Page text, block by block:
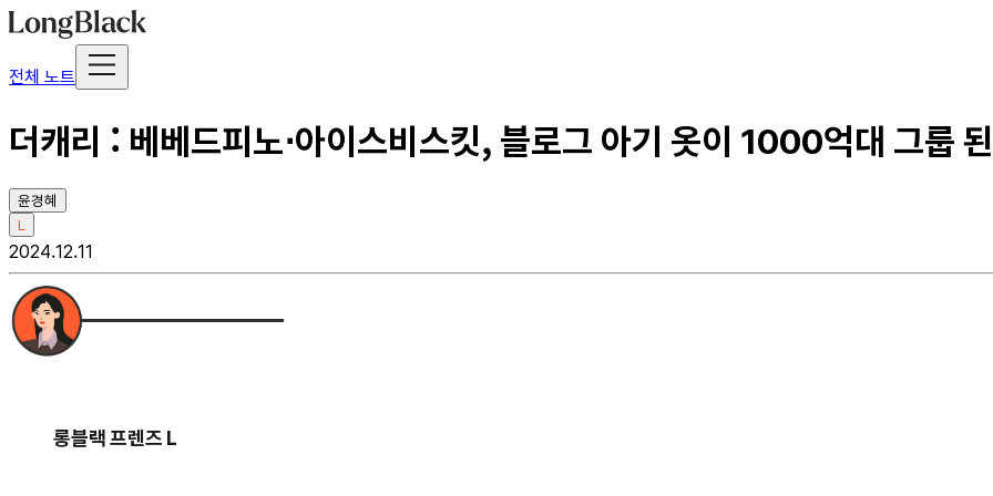
전체 노트
더캐리 : 베베드피노⋅아이스비스킷, 블로그 아기 옷이 1000억대 그룹
윤경혜
L
2024.12.11
롱블랙 프렌즈 L